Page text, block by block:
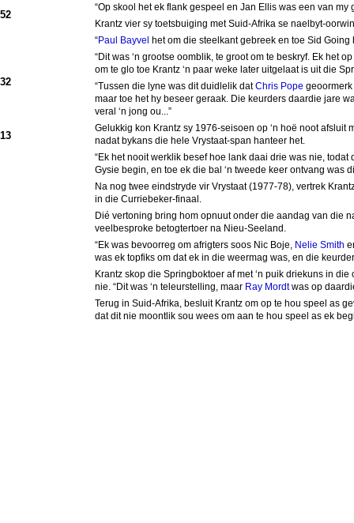
“Op skool het ek flank gespeel en Jan Ellis was een van
Krantz vier sy toetsbuiging met Suid-Afrika se naelbyt-
“Paul Bayvel het om die steelkant gebreek en toe Sid
“Dit was ‘n grootse oomblik, te groot om te beskryf. Ek het
om te glo toe Krantz ‘n paar weke later uitgelaat is uit die
“Tussen die lyne was dit duidlelik datChris Pope
maar toe het hy beseer geraak. Die keurders daardie jare
veral ‘n jong ou...”
Gelukkig kon Krantz sy 1976-seisoen op ‘n hoë noot
nadat bykans die hele Vrystaat-span hanteer het.
“Ek het nooit werklik besef hoe lank daai drie was nie,
Gysie begin, en toe ek die bal ‘n tweede keer ontvang was
Na nog twee eindstryde vir Vrystaat (1977-78), vertrek
in die Curriebeker-finaal.
Dié vertoning bring hom opnuut onder die aandag van die
veelbesproke betogtertoer na Nieu-Seeland.
“Ek was bevoorreg om afrigters soos Nic Boje, Nelie Smith
was ek topfiks om dat ek in die weermag was, en die
Krantz skop die Springboktoer af met ‘n puik driekuns in
nie. “Dit was ‘n teleurstelling, maar Ray Mordtwas op
Terug in Suid-Afrika, besluit Krantz om op te hou speel as
dat dit nie moontlik sou wees om aan te hou speel as ek